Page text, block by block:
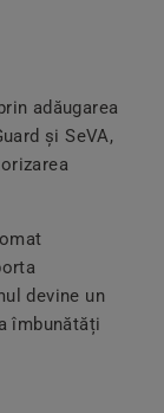
adăugarea
și SeVA,
devine un
îmbunătăți